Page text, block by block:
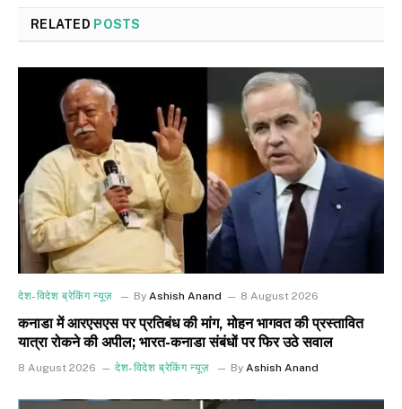
RELATED POSTS
देश-विदेश ब्रेकिंग न्यूज़ By Ashish Anand 8 August 2026
कनाडा में आरएसएस पर प्रतिबंध की मांग, मोहन भागवत की प्रस्तावित
यात्रा रोकने की अपील; भारत-कनाडा संबंधों पर फिर उठे सवाल
8 August 2026 देश-विदेश ब्रेकिंग न्यूज़ By Ashish Anand